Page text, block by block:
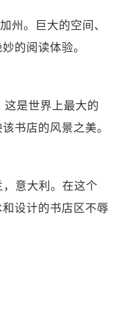
州。巨大的空间、
的阅读体验。
这是世界上最大的
书店的风景之美。
意大利。在这个
设计的书店区不辱